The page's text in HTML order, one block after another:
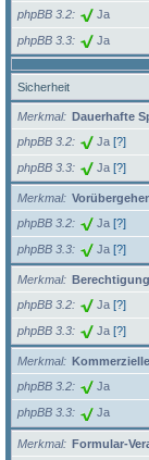
phpBB 3.2
Ja
phpBB 3.3 Ja
Sicherheit
Merkmal
Dauerhafte
phpBB 3.2
Ja [?]
phpBB 3.3 Ja [?]
Merkmal
phpBB 3.2
Ja [?]
phpBB 3.3 Ja [?]
Merkmal
phpBB 3.2
Ja [?]
phpBB 3.3 Ja [?]
Merkmal
phpBB 3.2
Ja
phpBB 3.3 Ja
Merkmal
Formular-